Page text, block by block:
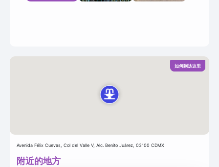
如何到达这里
Avenida Félix Cuevas, Col del Valle V, Alc. Benito Juárez, 03100 CDMX
附近的地方